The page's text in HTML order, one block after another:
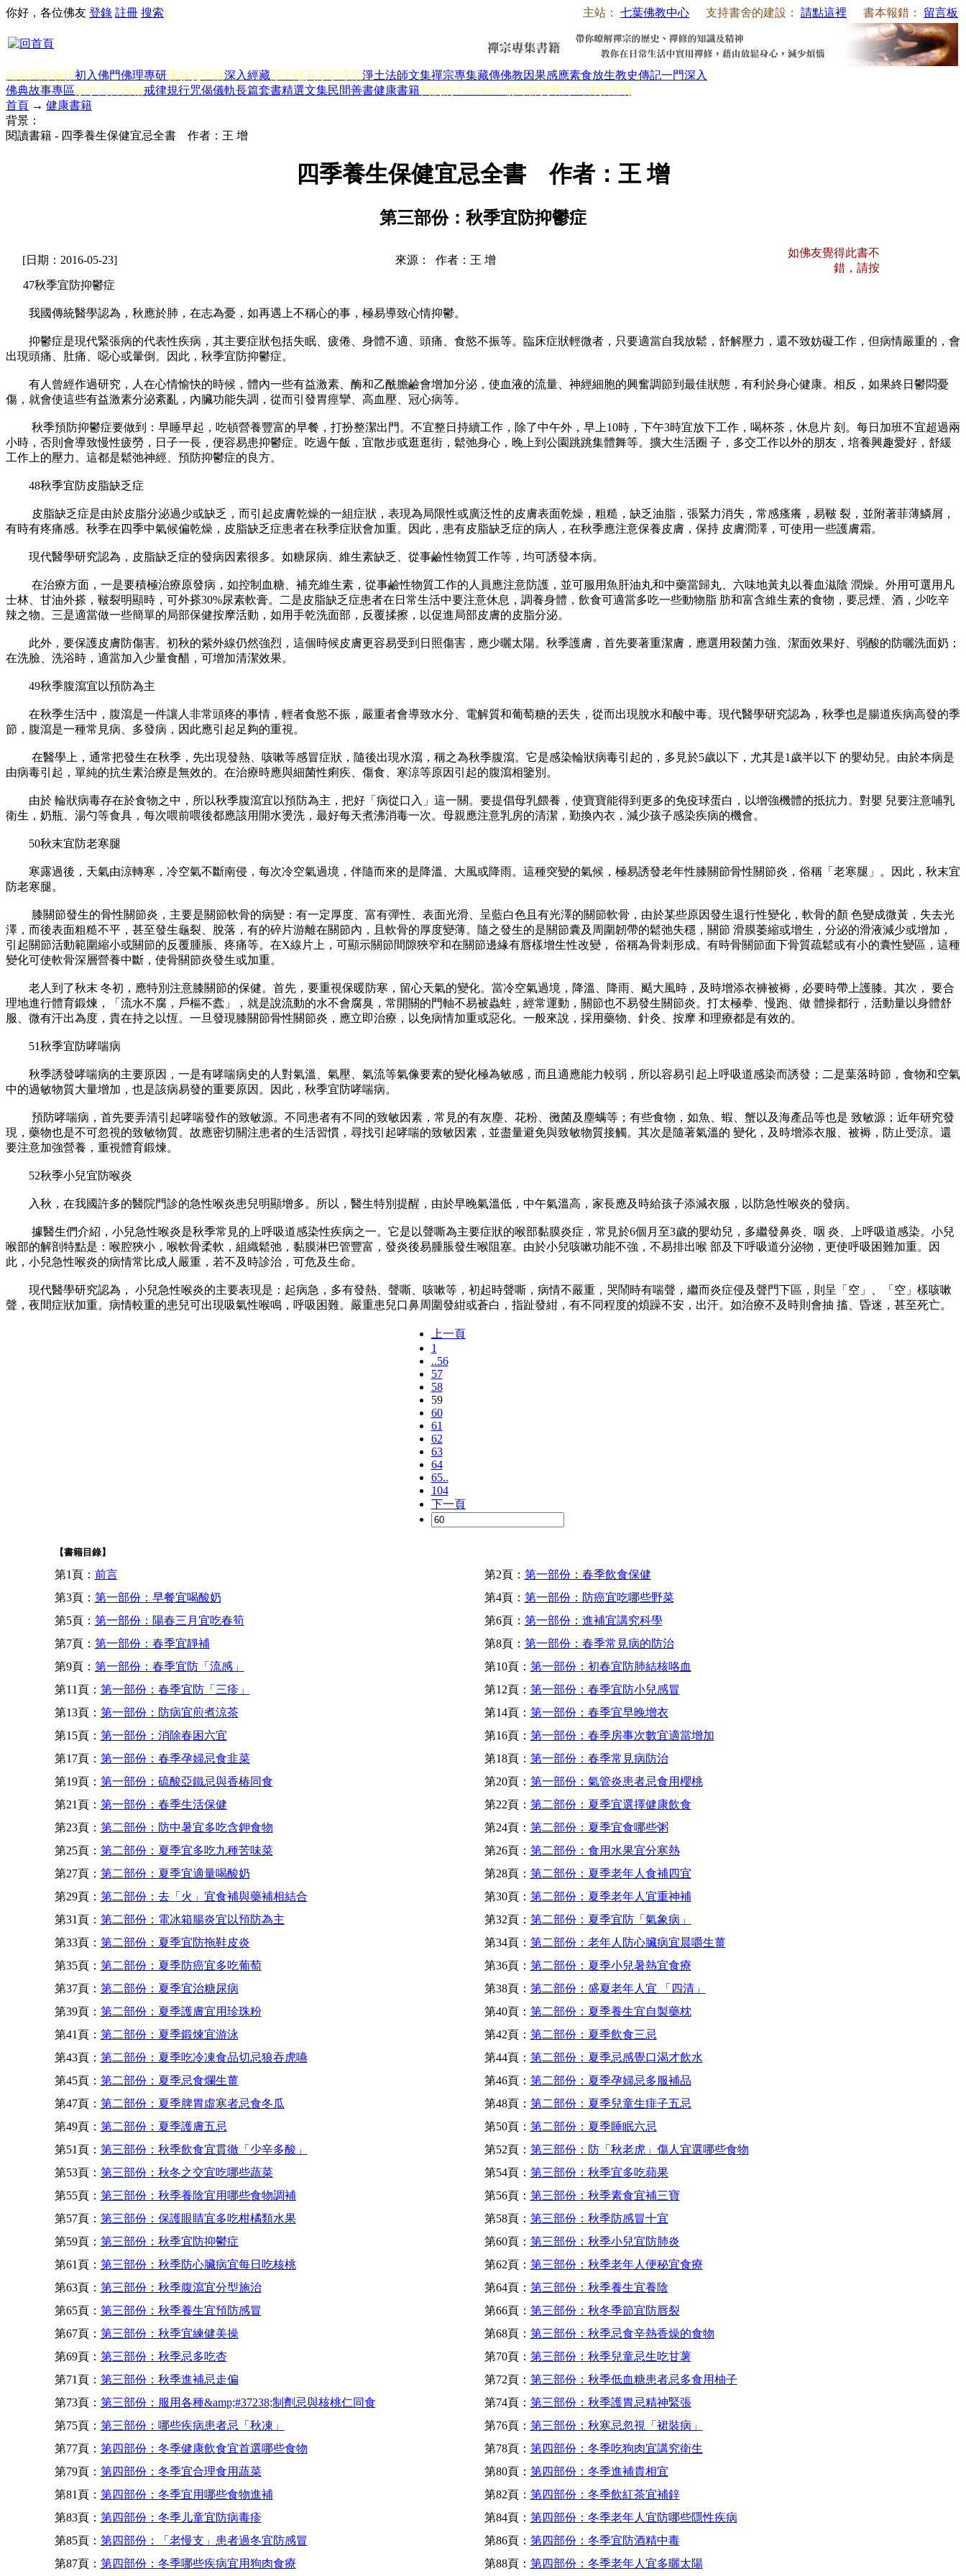
主站： 七葉佛教中心 支持書舍的建設： 請點這裡 書本報錯： 留言板
你好，各位佛友 登錄 註冊 搜索
知名法師著作初入佛門佛理專研佛教徒生活深入經藏淨土經典淨宗專集淨土法師文集禪宗專集藏傳佛教因果感應素食放生教史傳記一門深入
佛典故事專區故事寓言書籍戒律規行咒偈儀軌長篇套書精選文集民間善書健康書籍我們的 Facebook 粉絲群贊助方式戒邪淫網
首頁 → 健康書籍
背景：
閱讀書籍 - 四季養生保健宜忌全書 作者：王 增
四季養生保健宜忌全書 作者：王 增
第三部份：秋季宜防抑鬱症
[日期：2016-05-23] 來源： 作者：王 增
如佛友覺得此書不
錯，請按
47秋季宜防抑鬱症
我國傳統醫學認為，秋應於肺，在志為憂，如再遇上不稱心的事，極易導致心情抑鬱。
抑鬱症是現代緊張病的代表性疾病，其主要症狀包括失眠、疲倦、身體不適、頭痛、食慾不振等。臨床症狀輕微者，只要適當自我放鬆，舒解壓力，還不致妨礙工作，但病情嚴重的，會
出現頭痛、肚痛、噁心或暈倒。因此，秋季宜防抑鬱症。
有人曾經作過研究，人在心情愉快的時候，體內一些有益激素、酶和乙酰膽鹼會增加分泌，使血液的流量、神經細胞的興奮調節到最佳狀態，有利於身心健康。相反，如果終日鬱悶憂
傷，就會使這些有益激素分泌紊亂，內臟功能失調，從而引發胃痙攣、高血壓、冠心病等。
秋季預防抑鬱症要做到：早睡早起，吃頓營養豐富的早餐，打扮整潔出門。不宜整日持續工作，除了中午外，早上10時，下午3時宜放下工作，喝杯茶，休息片 刻。每日加班不宜超過兩
小時，否則會導致慢性疲勞，日子一長，便容易患抑鬱症。吃過午飯，宜散步或逛逛街，鬆弛身心，晚上到公園跳跳集體舞等。擴大生活圈 子，多交工作以外的朋友，培養興趣愛好，舒緩
工作上的壓力。這都是鬆弛神經、預防抑鬱症的良方。
48秋季宜防皮脂缺乏症
皮脂缺乏症是由於皮脂分泌過少或缺乏，而引起皮膚乾燥的一組症狀，表現為局限性或廣泛性的皮膚表面乾燥，粗糙，缺乏油脂，張緊力消失，常感瘙癢，易皸 裂，並附著菲薄鱗屑，
有時有疼痛感。秋季在四季中氣候偏乾燥，皮脂缺乏症患者在秋季症狀會加重。因此，患有皮脂缺乏症的病人，在秋季應注意保養皮膚，保持 皮膚潤澤，可使用一些護膚霜。
現代醫學研究認為，皮脂缺乏症的發病因素很多。如糖尿病、維生素缺乏、從事鹼性物質工作等，均可誘發本病。
在治療方面，一是要積極治療原發病，如控制血糖、補充維生素，從事鹼性物質工作的人員應注意防護，並可服用魚肝油丸和中藥當歸丸、六味地黃丸以養血滋陰 潤燥。外用可選用凡
士林、甘油外搽，皸裂明顯時，可外搽30%尿素軟膏。二是皮脂缺乏症患者在日常生活中要注意休息，調養身體，飲食可適當多吃一些動物脂 肪和富含維生素的食物，要忌煙、酒，少吃辛
辣之物。三是適當做一些簡單的局部保健按摩活動，如用手乾洗面部，反覆揉擦，以促進局部皮膚的皮脂分泌。
此外，要保護皮膚防傷害。初秋的紫外線仍然強烈，這個時候皮膚更容易受到日照傷害，應少曬太陽。秋季護膚，首先要著重潔膚，應選用殺菌力強、潔面效果好、弱酸的防曬洗面奶；
在洗臉、洗浴時，適當加入少量食醋，可增加清潔效果。
49秋季腹瀉宜以預防為主
在秋季生活中，腹瀉是一件讓人非常頭疼的事情，輕者食慾不振，嚴重者會導致水分、電解質和葡萄糖的丟失，從而出現脫水和酸中毒。現代醫學研究認為，秋季也是腸道疾病高發的季
節，腹瀉是一種常見病、多發病，因此應引起足夠的重視。
在醫學上，通常把發生在秋季，先出現發熱、咳嗽等感冒症狀，隨後出現水瀉，稱之為秋季腹瀉。它是感染輪狀病毒引起的，多見於5歲以下，尤其是1歲半以下 的嬰幼兒。由於本病是
由病毒引起，單純的抗生素治療是無效的。在治療時應與細菌性痢疾、傷食、寒涼等原因引起的腹瀉相鑒別。
由於 輪狀病毒存在於食物之中，所以秋季腹瀉宜以預防為主，把好「病從口入」這一關。要提倡母乳餵養，使寶寶能得到更多的免疫球蛋白，以增強機體的抵抗力。對嬰 兒要注意哺乳
衛生，奶瓶、湯勺等食具，每次喂前喂後都應該用開水燙洗，最好每天煮沸消毒一次。母親應注意乳房的清潔，勤換內衣，減少孩子感染疾病的機會。
50秋末宜防老寒腿
寒露過後，天氣由涼轉寒，冷空氣不斷南侵，每次冷空氣過境，伴隨而來的是降溫、大風或降雨。這種突變的氣候，極易誘發老年性膝關節骨性關節炎，俗稱「老寒腿」。因此，秋末宜
防老寒腿。
膝關節發生的骨性關節炎，主要是關節軟骨的病變：有一定厚度、富有彈性、表面光滑、呈藍白色且有光澤的關節軟骨，由於某些原因發生退行性變化，軟骨的顏 色變成微黃，失去光
澤，而後表面粗糙不平，甚至發生龜裂、脫落，有的碎片游離在關節內，且軟骨的厚度變薄。隨之發生的是關節囊及周圍韌帶的鬆弛失穩，關節 滑膜萎縮或增生，分泌的滑液減少或增加，
引起關節活動範圍縮小或關節的反覆腫脹、疼痛等。在X線片上，可顯示關節間隙狹窄和在關節邊緣有唇樣增生性改變， 俗稱為骨刺形成。有時骨關節面下骨質疏鬆或有小的囊性變區，這種
變化可使軟骨深層營養中斷，使骨關節炎發生或加重。
老人到了秋末 冬初，應特別注意膝關節的保健。首先，要重視保暖防寒，留心天氣的變化。當冷空氣過境，降溫、降雨、颳大風時，及時增添衣褲被褥，必要時帶上護膝。其次， 要合
理地進行體育鍛煉，「流水不腐，戶樞不蠹」，就是說流動的水不會腐臭，常開關的門軸不易被蟲蛀，經常運動，關節也不易發生關節炎。打太極拳、慢跑、做 體操都行，活動量以身體舒
服、微有汗出為度，貴在持之以恆。一旦發現膝關節骨性關節炎，應立即治療，以免病情加重或惡化。一般來說，採用藥物、針灸、按摩 和理療都是有效的。
51秋季宜防哮喘病
秋季誘發哮喘病的主要原因，一是有哮喘病史的人對氣溫、氣壓、氣流等氣像要素的變化極為敏感，而且適應能力較弱，所以容易引起上呼吸道感染而誘發；二是葉落時節，食物和空氣
中的過敏物質大量增加，也是該病易發的重要原因。因此，秋季宜防哮喘病。
預防哮喘病，首先要弄清引起哮喘發作的致敏源。不同患者有不同的致敏因素，常見的有灰塵、花粉、黴菌及塵螨等；有些食物，如魚、蝦、蟹以及海產品等也是 致敏源；近年研究發
現，藥物也是不可忽視的致敏物質。故應密切關注患者的生活習慣，尋找引起哮喘的致敏因素，並盡量避免與致敏物質接觸。其次是隨著氣溫的 變化，及時增添衣服、被褥，防止受涼。還
要注意加強營養，重視體育鍛煉。
52秋季小兒宜防喉炎
入秋，在我國許多的醫院門診的急性喉炎患兒明顯增多。所以，醫生特別提醒，由於早晚氣溫低，中午氣溫高，家長應及時給孩子添減衣服，以防急性喉炎的發病。
據醫生們介紹，小兒急性喉炎是秋季常見的上呼吸道感染性疾病之一。它是以聲嘶為主要症狀的喉部黏膜炎症，常見於6個月至3歲的嬰幼兒，多繼發鼻炎、咽 炎、上呼吸道感染。小兒
喉部的解剖特點是：喉腔狹小，喉軟骨柔軟，組織鬆弛，黏膜淋巴管豐富，發炎後易腫脹發生喉阻塞。由於小兒咳嗽功能不強，不易排出喉 部及下呼吸道分泌物，更使呼吸困難加重。因
此，小兒急性喉炎的病情常比成人嚴重，若不及時診治，可危及生命。
現代醫學研究認為， 小兒急性喉炎的主要表現是：起病急，多有發熱、聲嘶、咳嗽等，初起時聲嘶，病情不嚴重，哭鬧時有喘聲，繼而炎症侵及聲門下區，則呈「空」、「空」樣咳嗽
聲，夜間症狀加重。病情較重的患兒可出現吸氣性喉鳴，呼吸困難。嚴重患兒口鼻周圍發紺或蒼白，指趾發紺，有不同程度的煩躁不安，出汗。如治療不及時則會抽 搐、昏迷，甚至死亡。
上一頁
1
..56
57
58
59
60
61
62
63
64
65..
104
下一頁
【書籍目錄】
第1頁： 前言 第2頁： 第一部份：春季飲食保健
第3頁： 第一部份：早餐宜喝酸奶 第4頁： 第一部份：防癌宜吃哪些野菜
第5頁： 第一部份：陽春三月宜吃春筍 第6頁： 第一部份：進補宜講究科學
第7頁： 第一部份：春季宜靜補 第8頁： 第一部份：春季常見病的防治
第9頁： 第一部份：春季宜防「流感」 第10頁： 第一部份：初春宜防肺結核咯血
第11頁： 第一部份：春季宜防「三疹」 第12頁： 第一部份：春季宜防小兒感冒
第13頁： 第一部份：防病宜煎煮涼茶 第14頁： 第一部份：春季宜早晚增衣
第15頁： 第一部份：消除春困六宜 第16頁： 第一部份：春季房事次數宜適當增加
第17頁： 第一部份：春季孕婦忌食韭菜 第18頁： 第一部份：春季常見病防治
第19頁： 第一部份：硫酸亞鐵忌與香椿同食 第20頁： 第一部份：氣管炎患者忌食用櫻桃
第21頁： 第一部份：春季生活保健 第22頁： 第二部份：夏季宜選擇健康飲食
第23頁： 第二部份：防中暑宜多吃含鉀食物 第24頁： 第二部份：夏季宜食哪些粥
第25頁： 第二部份：夏季宜多吃九種苦味菜 第26頁： 第二部份：食用水果宜分寒熱
第27頁： 第二部份：夏季宜適量喝酸奶 第28頁： 第二部份：夏季老年人食補四宜
第29頁： 第二部份：去「火」宜食補與藥補相結合 第30頁： 第二部份：夏季老年人宜重神補
第31頁： 第二部份：電冰箱腸炎宜以預防為主 第32頁： 第二部份：夏季宜防「氣象病」
第33頁： 第二部份：夏季宜防拖鞋皮炎 第34頁： 第二部份：老年人防心臟病宜晨嚼生薑
第35頁： 第二部份：夏季防癌宜多吃葡萄 第36頁： 第二部份：夏季小兒暑熱宜食療
第37頁： 第二部份：夏季宜治糖尿病 第38頁： 第二部份：盛夏老年人宜 「四清」
第39頁： 第二部份：夏季護膚宜用珍珠粉 第40頁： 第二部份：夏季養生宜自製藥枕
第41頁： 第二部份：夏季鍛煉宜游泳 第42頁： 第二部份：夏季飲食三忌
第43頁： 第二部份：夏季吃冷凍食品切忌狼吞虎嚥 第44頁： 第二部份：夏季忌感覺口渴才飲水
第45頁： 第二部份：夏季忌食爛生薑 第46頁： 第二部份：夏季孕婦忌多服補品
第47頁： 第二部份：夏季脾胃虛寒者忌食冬瓜 第48頁： 第二部份：夏季兒童生痱子五忌
第49頁： 第二部份：夏季護膚五忌 第50頁： 第二部份：夏季睡眠六忌
第51頁： 第三部份：秋季飲食宜貫徹「少辛多酸」 第52頁： 第三部份：防「秋老虎」傷人宜選哪些食物
第53頁： 第三部份：秋冬之交宜吃哪些蔬菜 第54頁： 第三部份：秋季宜多吃蘋果
第55頁： 第三部份：秋季養陰宜用哪些食物調補 第56頁： 第三部份：秋季素食宜補三寶
第57頁： 第三部份：保護眼睛宜多吃柑橘類水果 第58頁： 第三部份：秋季防感冒十宜
第59頁： 第三部份：秋季宜防抑鬱症 第60頁： 第三部份：秋季小兒宜防肺炎
第61頁： 第三部份：秋季防心臟病宜每日吃核桃 第62頁： 第三部份：秋季老年人便秘宜食療
第63頁： 第三部份：秋季腹瀉宜分型施治 第64頁： 第三部份：秋季養生宜養陰
第65頁： 第三部份：秋季養生宜預防感冒 第66頁： 第三部份：秋冬季節宜防唇裂
第67頁： 第三部份：秋季宜練健美操 第68頁： 第三部份：秋季忌食辛熱香燥的食物
第69頁： 第三部份：秋季忌多吃杏 第70頁： 第三部份：秋季兒童忌生吃甘薯
第71頁： 第三部份：秋季進補忌走偏 第72頁： 第三部份：秋季低血糖患者忌多食用柚子
第73頁： 第三部份：服用各種&amp;#37238;制劑忌與核桃仁同食 第74頁： 第三部份：秋季護胃忌精神緊張
第75頁： 第三部份：哪些疾病患者忌「秋凍」 第76頁： 第三部份：秋寒忌忽視「裙裝病」
第77頁： 第四部份：冬季健康飲食宜首選哪些食物 第78頁： 第四部份：冬季吃狗肉宜講究衛生
第79頁： 第四部份：冬季宜合理食用蔬菜 第80頁： 第四部份：冬季進補貴相宜
第81頁： 第四部份：冬季宜用哪些食物進補 第82頁： 第四部份：冬季飲紅茶宜補鋅
第83頁： 第四部份：冬季儿童宜防病毒疹 第84頁： 第四部份：冬季老年人宜防哪些隱性疾病
第85頁： 第四部份：「老慢支」患者過冬宜防感冒 第86頁： 第四部份：冬季宜防酒精中毒
第87頁： 第四部份：冬季哪些疾病宜用狗肉食療 第88頁： 第四部份：冬季老年人宜多曬太陽